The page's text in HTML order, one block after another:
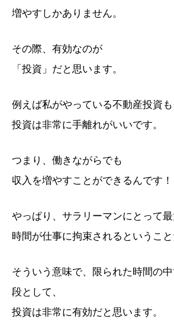
増やすしかありません。
その際、有効なのが
「投資」だと思います。
例えば私がやっている不動産投資も
投資は非常に手離れがいいです。
つまり、働きながらでも
収入を増やすことができるんです！
やっぱり、サラリーマンにとって最
時間が仕事に拘束されるということ
そういう意味で、限られた時間の
段として、
投資は非常に有効だと思います。